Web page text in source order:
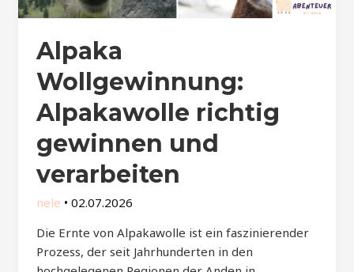
Alpaka
Wollgewinnung:
Alpakawolle richtig
gewinnen und
verarbeiten
nele • 02.07.2026
Die Ernte von Alpakawolle ist ein faszinierender
Prozess, der seit Jahrhunderten in den